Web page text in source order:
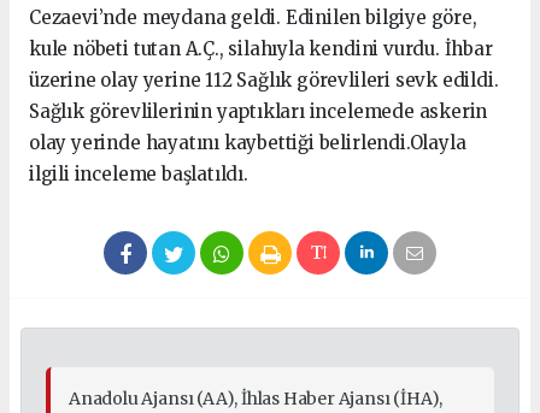
Cezaevi’nde meydana geldi. Edinilen bilgiye göre,
kule nöbeti tutan A.Ç., silahıyla kendini vurdu. İhbar
üzerine olay yerine 112 Sağlık görevlileri sevk edildi.
Sağlık görevlilerinin yaptıkları incelemede askerin
olay yerinde hayatını kaybettiği belirlendi.Olayla
ilgili inceleme başlatıldı.
Anadolu Ajansı (AA), İhlas Haber Ajansı (İHA),